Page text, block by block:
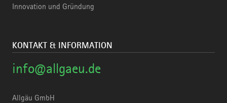
Innovation und Gründung
KONTAKT & INFORMATION
info@allgaeu.de
Allgäu GmbH